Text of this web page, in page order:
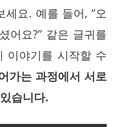
세요. 예를 들어, “오
어요?” 같은 글귀를
이야기를 시작할 수
가는 과정에서 서로
습니다.